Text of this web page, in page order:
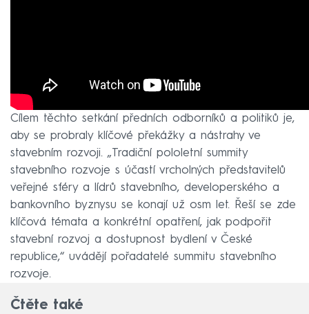
Cílem těchto setkání předních odborníků a politiků je,
aby se probraly klíčové překážky a nástrahy ve
stavebním rozvoji. „Tradiční pololetní summity
stavebního rozvoje s účastí vrcholných představitelů
veřejné sféry a lídrů stavebního, developerského a
bankovního byznysu se konají už osm let. Řeší se zde
klíčová témata a konkrétní opatření, jak podpořit
stavební rozvoj a dostupnost bydlení v České
republice,“ uvádějí pořadatelé summitu stavebního
rozvoje.
Čtěte také